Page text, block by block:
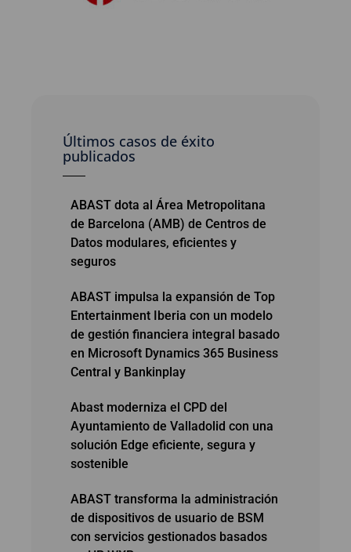
Últimos casos de éxito
publicados
ABAST dota al Área Metropolitana
de Barcelona (AMB) de Centros de
Datos modulares, eficientes y
seguros
ABAST impulsa la expansión de Top
Entertainment Iberia con un modelo
de gestión financiera integral basado
en Microsoft Dynamics 365 Business
Central y Bankinplay
Abast moderniza el CPD del
Ayuntamiento de Valladolid con una
solución Edge eficiente, segura y
sostenible
ABAST transforma la administración
de dispositivos de usuario de BSM
con servicios gestionados basados